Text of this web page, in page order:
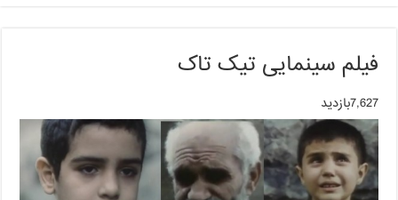
فیلم سینمایی تیک تاک
7,627بازدید